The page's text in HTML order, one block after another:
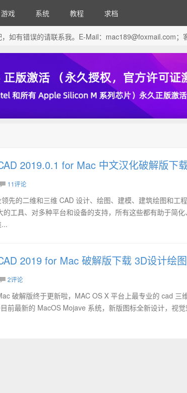
游戏 系统 教程 求档
如有错误的请联系我。E-Mail： mac189@foxmail.com；
2019.0.1 for Mac 中文汉化破解版下
11评论
先的二维和三维 CAD 设计、绘图、建模、建筑绘图和工
工具、对多种平台和设备的支持，所有这些都有助于简
2019 for Mac 破解版下载 3D设计绘
2评论
破解版终于更新啦，MAC OS X 平台上最专业的 cad 三
前最新的 MacOS Mojave 系统，新版图标全新设计，视